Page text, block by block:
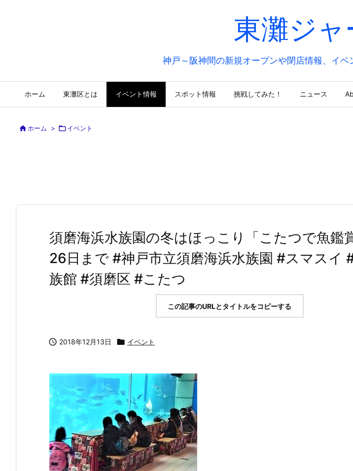
東灘ジ
神戸～阪神間の新規オープンや閉店情報、イ
ホーム 東灘区とは イベント情報 スポット情報 挑戦してみた！ ニュース
ホーム > イベント
須磨海浜水族園の冬はほっこり「こたつで魚鑑
26日まで #神戸市立須磨海浜水族園 #スマスイ
族館 #須磨区 #こたつ
この記事のURLとタイトルをコピーする
 2018年12月13日  イベント